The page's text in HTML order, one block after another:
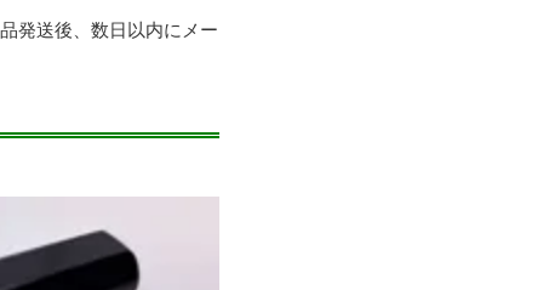
発送後、数日以内にメー